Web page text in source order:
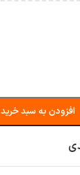
افزودن به سبد خرید